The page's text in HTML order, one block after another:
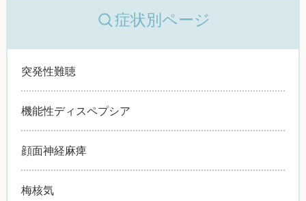
症状別ページ
突発性難聴
機能性ディスペプシア
顔面神経麻痺
梅核気